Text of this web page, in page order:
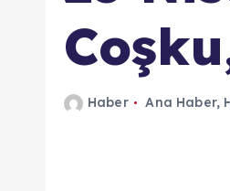
Haber Ana Haber,